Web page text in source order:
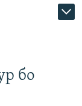
бо